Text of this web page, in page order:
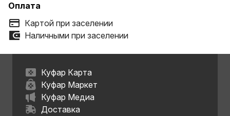
Оплата
Картой при заселении
Наличными при заселении
Куфар Карта
Куфар Маркет
Куфар Медиа
Доставка